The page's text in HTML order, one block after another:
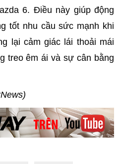
6. Điều này giúp động
tốt nhu cầu sức mạnh khi
lại cảm giác lái thoải mái
treo êm ái và sự cân bằng